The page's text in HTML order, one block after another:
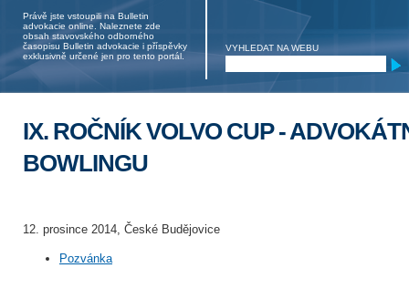
Právě jste vstoupili na Bulletin
advokacie online. Naleznete zde
obsah stavovského odborného
časopisu Bulletin advokacie i příspěvky
exklusivně určené jen pro tento portál.
VYHLEDAT NA WEBU
IX. ROČNÍK VOLVO CUP -
BOWLINGU
12. prosince 2014, České Budějovice
Pozvánka